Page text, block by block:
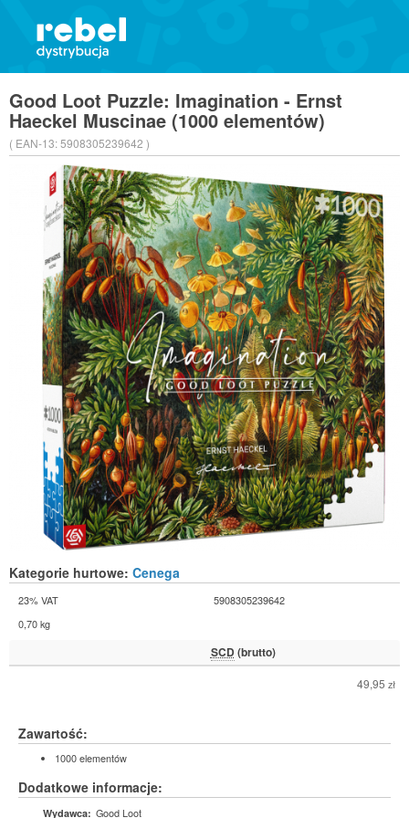
Good Loot Puzzle: Imagination - Ernst
Haeckel Muscinae (1000 elementów)
( EAN-13:5908305239642 )
Kategorie hurtowe: Cenega
23% VAT
5908305239642
0,70 kg
SCD (brutto)
49,95 zł
Zawartość:
1000 elementów
Dodatkowe informacje:
Wydawca: Good Loot